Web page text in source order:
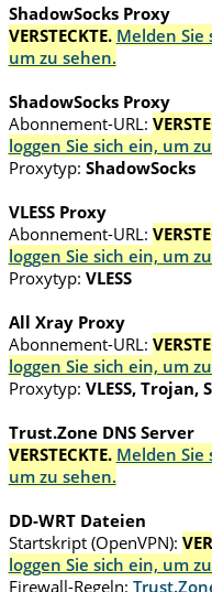
ShadowSocks Proxy
VERSTECKTE. Melden Sie
um zu sehen.
ShadowSocks Proxy
Abonnement-URL:
loggen Sie sich ein, um
Proxytyp: ShadowSocks
VLESS Proxy
Abonnement-URL:
loggen Sie sich ein, um
Proxytyp: VLESS
All Xray Proxy
Abonnement-URL:
loggen Sie sich ein, um
Proxytyp: VLESS, Trojan,
Trust.Zone DNS Server
VERSTECKTE. Melden Sie
um zu sehen.
DD-WRT Dateien
Startskript (OpenVPN):
loggen Sie sich ein, um
Firewall-Regeln: